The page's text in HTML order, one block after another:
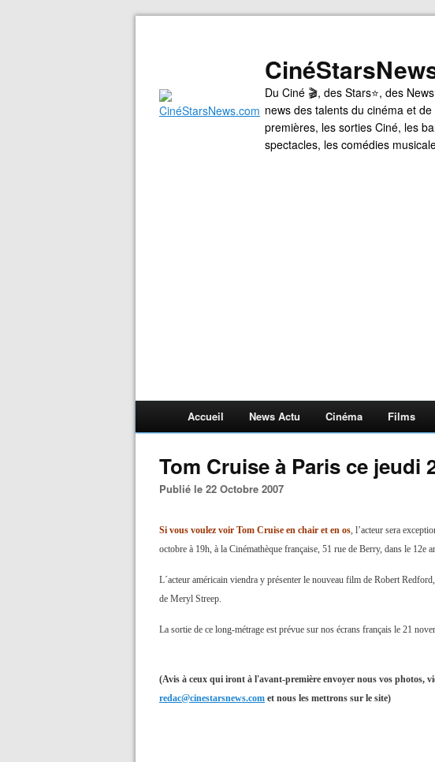
Du Ciné 🎬, des Stars⭐, des
news des talents du cinéma et
premières, les sorties Ciné, les
spectacles, les comédies
Accueil News Actu Cinéma Films
Tom Cruise à Paris ce jeudi
Publié le 22 Octobre 2007
Si vous voulez voir Tom Cruise en chair et en os, l’acteur sera
octobre à 19h, à la Cinémathèque française, 51 rue de Berry, dans le 12e
L´acteur américain viendra y présenter le nouveau film de Robert Redford,
de Meryl Streep.
La sortie de ce long-métrage est prévue sur nos écrans français le 21
(Avis à ceux qui iront à l'avant-première envoyer nous vos photos,
redac@cinestarsnews.com et nous les mettrons sur le site)